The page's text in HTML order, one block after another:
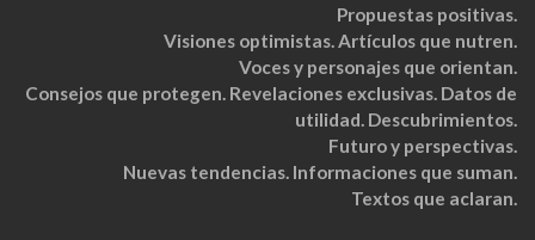
Propuestas positivas.
Visiones optimistas. Artículos que nutren.
Voces y personajes que orientan.
Consejos que protegen. Revelaciones exclusivas. Datos de
utilidad. Descubrimientos.
Futuro y perspectivas.
Nuevas tendencias. Informaciones que suman.
Textos que aclaran.